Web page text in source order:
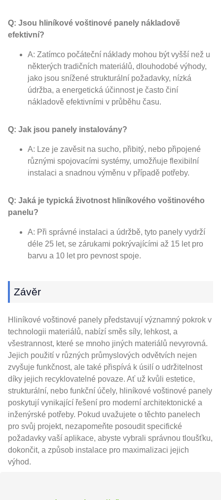
Q: Jsou hliníkové voštinové panely nákladově
efektivní?
A: Zatímco počáteční náklady mohou být vyšší než u
některých tradičních materiálů, dlouhodobé výhody,
jako jsou snížené strukturální požadavky, nízká
údržba, a energetická účinnost je často činí
nákladově efektivními v průběhu času.
Q: Jak jsou panely instalovány?
A: Lze je zavěsit na sucho, přibitý, nebo připojené
různými spojovacími systémy, umožňuje flexibilní
instalaci a snadnou výměnu v případě potřeby.
Q: Jaká je typická životnost hliníkového voštinového
panelu?
A: Při správné instalaci a údržbě, tyto panely vydrží
déle 25 let, se zárukami pokrývajícími až 15 let pro
barvu a 10 let pro pevnost spoje.
Závěr
Hliníkové voštinové panely představují významný pokrok v
technologii materiálů, nabízí směs síly, lehkost, a
všestrannost, které se mnoho jiných materiálů nevyrovná.
Jejich použití v různých průmyslových odvětvích nejen
zvyšuje funkčnost, ale také přispívá k úsilí o udržitelnost
díky jejich recyklovatelné povaze. Ať už kvůli estetice,
strukturální, nebo funkční účely, hliníkové voštinové panely
poskytují vynikající řešení pro moderní architektonické a
inženýrské potřeby. Pokud uvažujete o těchto panelech
pro svůj projekt, nezapomeňte posoudit specifické
požadavky vaší aplikace, abyste vybrali správnou tloušťku,
dokončit, a způsob instalace pro maximalizaci jejich
výhod.